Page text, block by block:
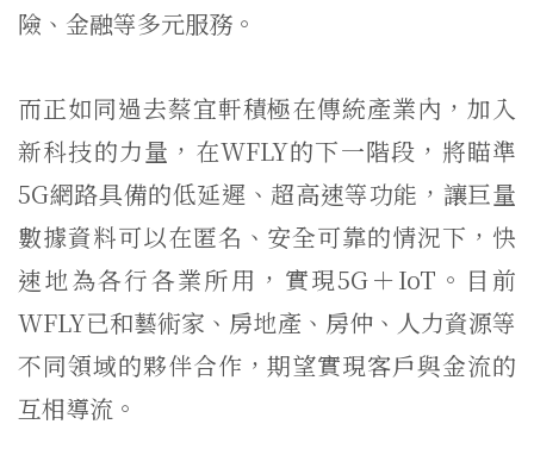
險、金融等多元服務。
而正如同過去蔡宜軒積極在傳統產業內，加入
新科技的力量，在WFLY的下一階段，將瞄準
5G網路具備的低延遲、超高速等功能，讓巨量
數據資料可以在匿名、安全可靠的情況下，快
速地為各行各業所用，實現5G＋IoT。目前
WFLY已和藝術家、房地產、房仲、人力資源等
不同領域的夥伴合作，期望實現客戶與金流的
互相導流。